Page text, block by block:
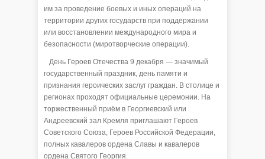
им за проведение боевых и иных операций на
территории других государств при поддержании
или восстановлении международного мира и
безопасности (миротворческие операции).
День Героев Отечества 9 декабря — значимый
государственный праздник, день памяти и
признания героических заслуг граждан. В столице и
регионах проходят официальные церемонии. На
торжественный приём в Георгиевский или
Андреевский зал Кремля приглашают Героев
Советского Союза, Героев Российской Федерации,
полных кавалеров ордена Славы и кавалеров
ордена Святого Георгия.